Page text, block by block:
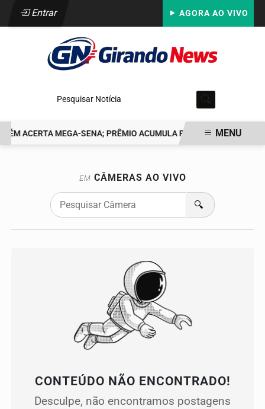
Entrar AGORA AO VIVO
Pesquisar Notícia
ACERTA MEGA-SENA; PRÊMIO ACUMULA PARA R$ 165 MILHÕES
MENU
EM CÂMERAS AO VIVO
🔍
CONTEÚDO NÃO ENCONTRADO!
Desculpe, não encontramos postagens